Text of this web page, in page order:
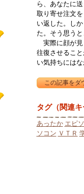
ら、あなたに
取り寄せ注文
い返した。し
た。そう思う
実際に顔が見
往復させるこ
い気持ちには
タグ（関連
あったか エピ
ソコン ＶＴＲ